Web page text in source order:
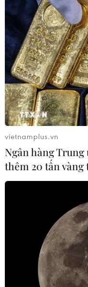
vietnamplus.vn
Ngân hàng
thêm 20 tấn vàng